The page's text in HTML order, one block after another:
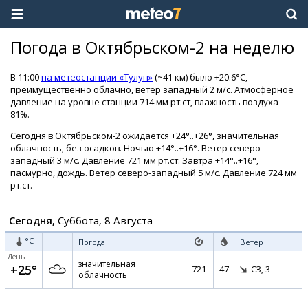
Погода в Октябрьском-2 на неделю
В 11:00на метеостанции «Тулун»(~41 км) было +20.6°C,
преимущественно облачно, ветер западный 2 м/с. Атмосферное
давление на уровне станции 714 мм рт.ст, влажность воздуха
81%.
Сегодня в Октябрьском-2 ожидается +24°..+26°, значительная
облачность, без осадков. Ночью +14°..+16°. Ветер северо-
западный 3 м/с. Давление 721 мм рт.ст. Завтра +14°..+16°,
пасмурно, дождь. Ветер северо-западный 5 м/с. Давление 724 мм
рт.ст.
Сегодня, Суббота, 8 Августа
°C Погода Ветер
День
+25°
значительная
облачность
721 47 СЗ, 3